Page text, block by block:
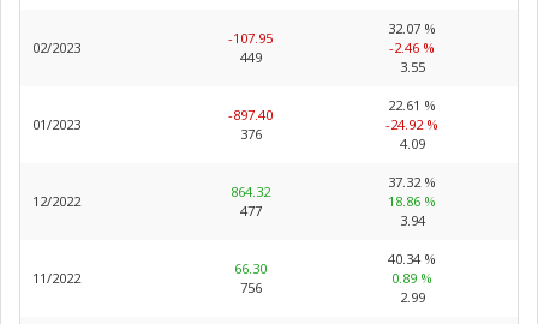
02/2023
-107.95
449
32.07 %
-2.46 %
3.55
01/2023
-897.40
376
22.61 %
-24.92 %
4.09
12/2022
864.32
477
37.32 %
18.86 %
3.94
11/2022
66.30
756
40.34 %
0.89 %
2.99